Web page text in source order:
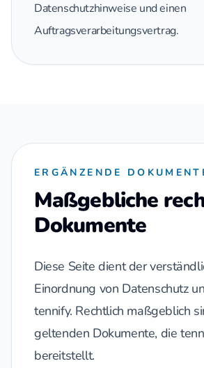
Datenschutzhinweise und einen
Auftragsverarbeitungsvertrag.
ERGÄNZENDE
Maßgebliche
Dokumente
Diese Seite dient der
Einordnung von Datenschutz
tennify. Rechtlich maßgeblich
geltenden Dokumente, die
bereitstellt.